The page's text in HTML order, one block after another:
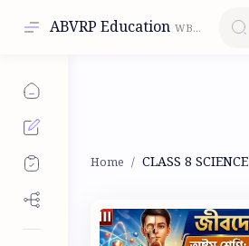
ABVRP Education
CLASS 8 SCIENCE